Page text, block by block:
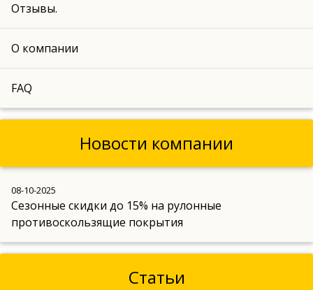
Отзывы.
О компании
FAQ
Новости компании
08-10-2025
Сезонные скидки до 15% на рулонные
противоскользящие покрытия
Статьи